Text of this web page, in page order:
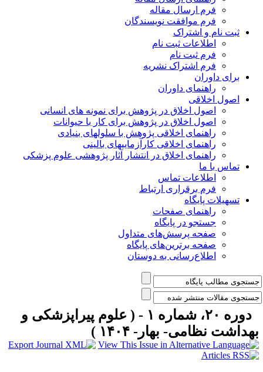
فرم ارسال مقاله
فرم موافقت نویسندگان
ثبت نام و اشتراک
اطلاعات ثبت نام
فرم ثبت نام
فرم اشتراک نشریه
برای داوران
راهنمای داوران
اصول اخلاقی
اصول اخلاق در پژوهش برای نمونه های انسانی
اصول اخلاق در پژوهش برای کار با حیوانات
راهنمای اخلاقی پژوهش با سلولهای بنیادی
راهنمای اخلاقی کارآزماییهای بالینی
راهنمای اخلاق در انتشار آثار پژوهشی علوم پزشکی
تماس با ما
اطلاعات تماس
فرم برقراری ارتباط
تسهیلات پایگاه
راهنمای صفحات
جستجو در پایگاه
صفحه پرسش‌های متداول
صفحه برترین‌های پایگاه
اطلاع‌رسانی به دوستان
دوره ۲۰، شماره ۱ - ( علوم پیراپزشکی و
نظامی- بهار- ۱۴۰۴ )